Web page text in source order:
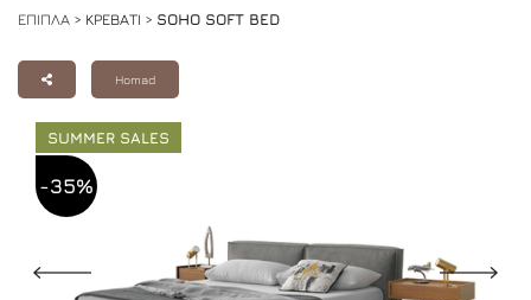
ΕΠΙΠΛΑ > ΚΡΕΒΑΤΙ > SOHO SOFT BED
Homad
SUMMER SALES
-35%